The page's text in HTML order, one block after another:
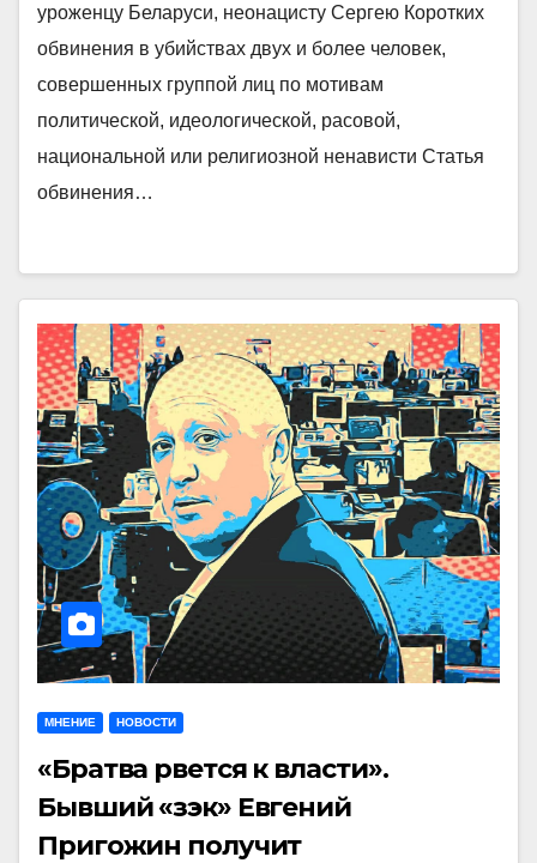
уроженцу Беларуси, неонацисту Сергею Коротких
обвинения в убийствах двух и более человек,
совершенных группой лиц по мотивам
политической, идеологической, расовой,
национальной или религиозной ненависти Статья
обвинения…
МНЕНИЕ НОВОСТИ
«Братва рвется к власти».
Бывший «зэк» Евгений
Пригожин получит